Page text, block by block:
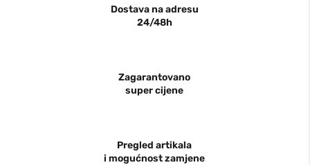
Dostava na adresu
24/48h
Zagarantovano
super cijene
Pregled artikala
i mogućnost zamjene